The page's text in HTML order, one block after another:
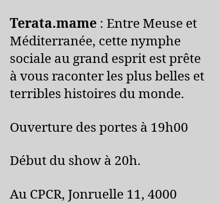
Terata.mame : Entre Meuse et
Méditerranée, cette nymphe
sociale au grand esprit est prête
à vous raconter les plus belles et
terribles histoires du monde.
Ouverture des portes à 19h00
Début du show à 20h.
Au CPCR, Jonruelle 11, 4000